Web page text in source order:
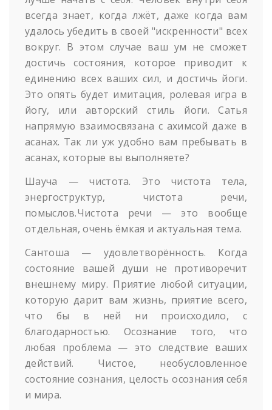
всегда знает, когда лжёт, даже когда вам
удалось убедить в своей "искренности" всех
вокруг. В этом случае ваш ум не сможет
достичь состояния, которое приводит к
единению всех ваших сил, и достичь йоги.
Это опять будет имитация, ролевая игра в
йогу, или авторский стиль йоги. Сатья
напрямую взаимосвязана с ахимсой даже в
асанах. Так ли уж удобно вам пребывать в
асанах, которые вы выполняете?
Шауча — чистота. Это чистота тела,
энергоструктур, чистота речи,
помыслов.Чистота речи — это вообще
отдельная, очень ёмкая и актуальная тема.
Сантоша — удовлетворённость. Когда
состояние вашей души не противоречит
внешнему миру. Приятие любой ситуации,
которую дарит вам жизнь, приятие всего,
что бы в ней ни происходило, с
благодарностью. Осознание того, что
любая проблема — это следствие ваших
действий. Чистое, необусловленное
состояние сознания, целость осознания себя
и мира.